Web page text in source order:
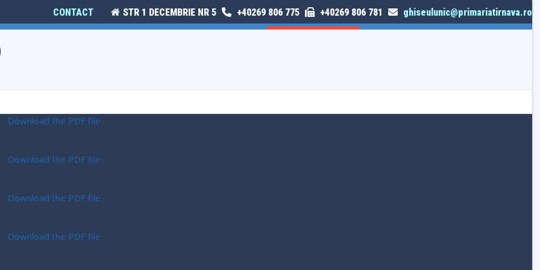
CONTACT STR 1 DECEMBRIE NR 5 +40269 806 775 +40269 806 781 ghiseulunic@primariatirnava.ro
Download the PDF file .
Download the PDF file .
Download the PDF file .
Download the PDF file .